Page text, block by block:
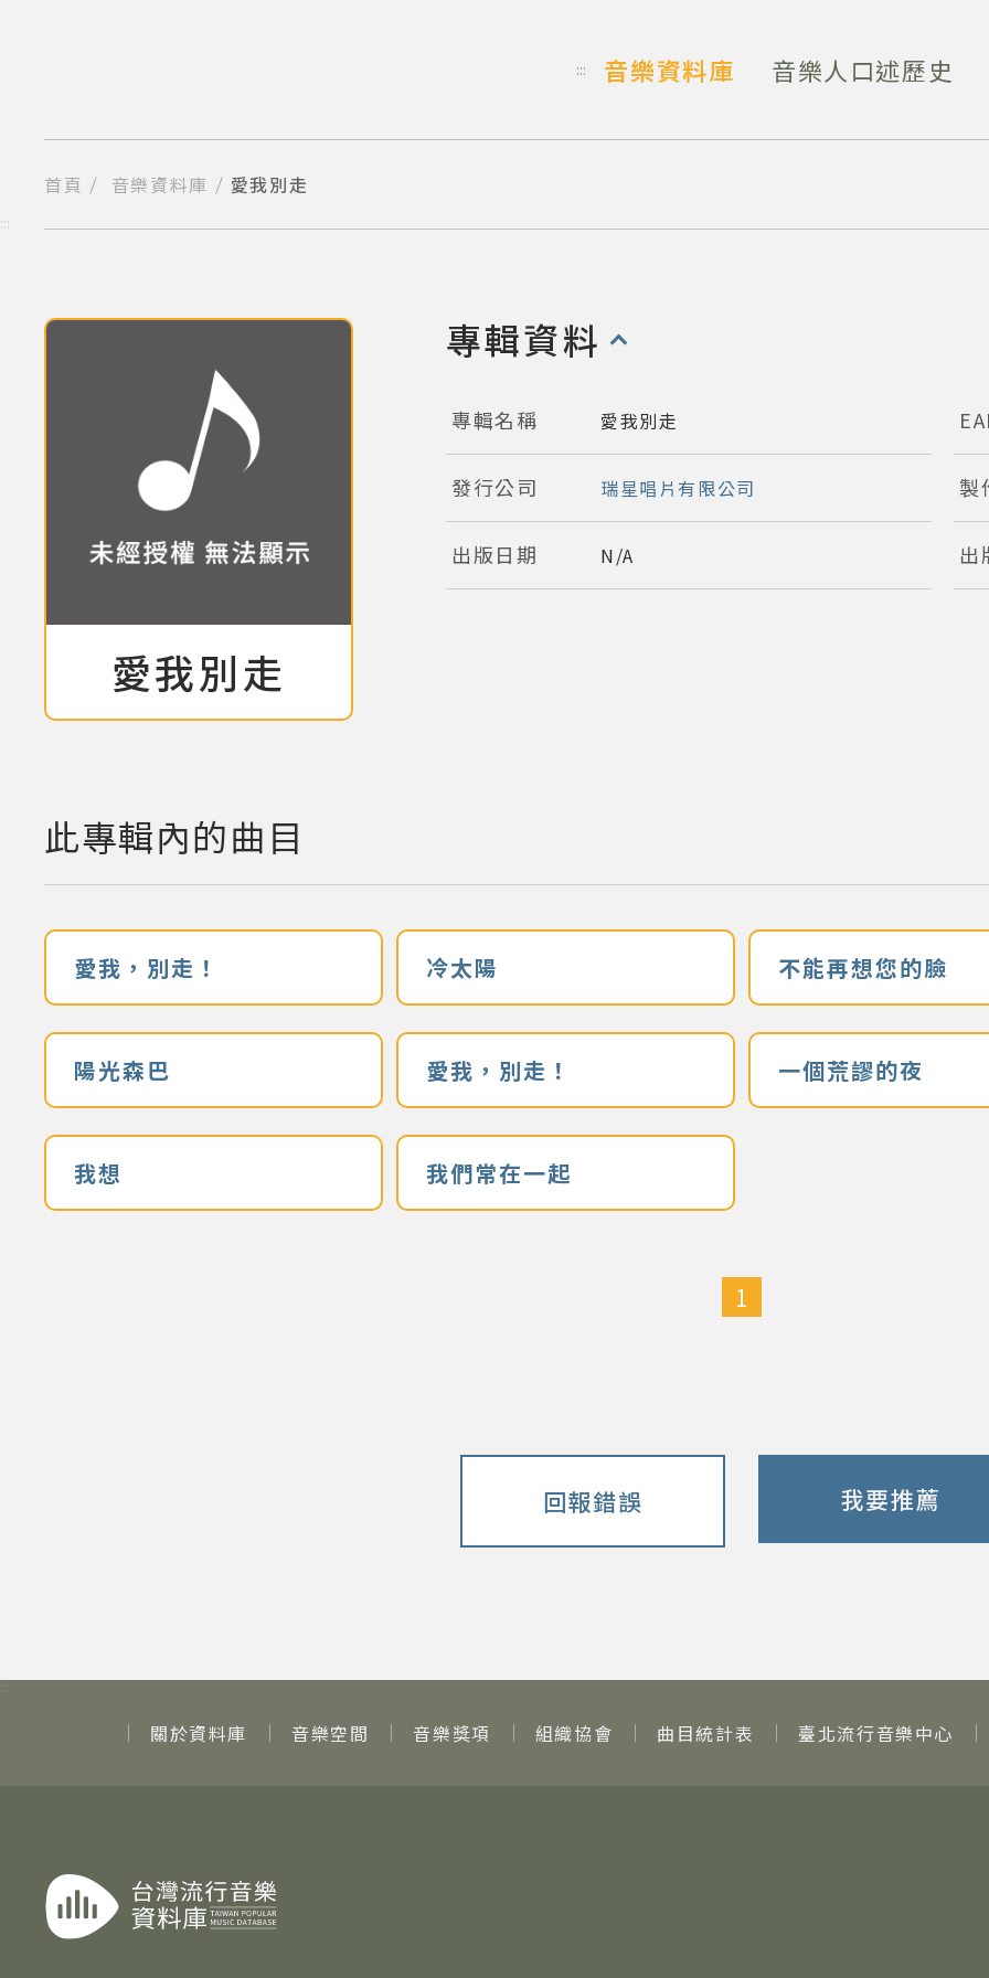
::: 音樂資料庫 音樂人口述歷史
首頁 音樂資料庫 愛我別走
分享到我的Facebook
分享到我的Twitter
分享到Line
複製網址
:::
專輯:
愛我別走
專輯資料
(點擊開啟/收合以下內容)
專輯名稱 愛我別走
發行公司 瑞星唱片有限公司 製
出版日期 N/A 出
此專輯內的曲目
愛我，別走！ 冷太陽 不能再想您的臉
陽光森巴 愛我，別走！ 一個荒謬的夜
我想 我們常在一起
1
回報錯誤 我要推薦
:::
關於資料庫 音樂空間 音樂獎項 組織協會 曲目統計表 臺北流行音樂中心